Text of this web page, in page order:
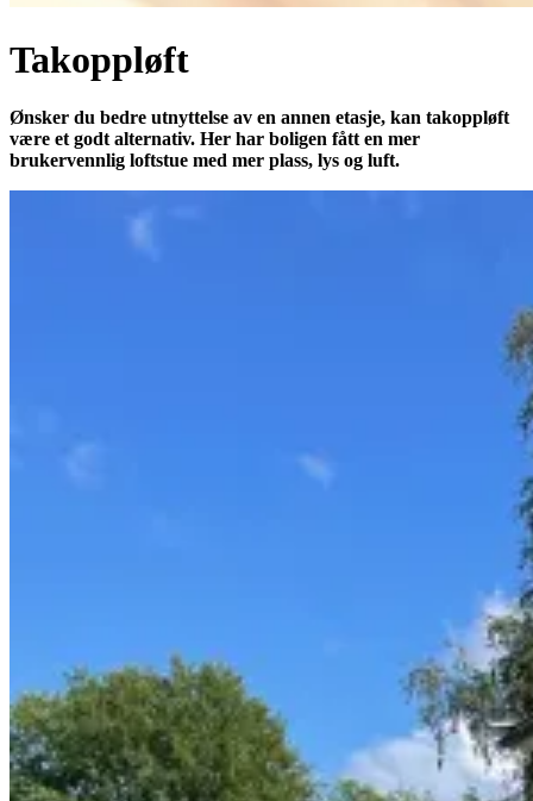
Takoppløft
Ønsker du bedre utnyttelse av en annen etasje, kan takoppløft
være et godt alternativ. Her har boligen fått en mer
brukervennlig loftstue med mer plass, lys og luft.